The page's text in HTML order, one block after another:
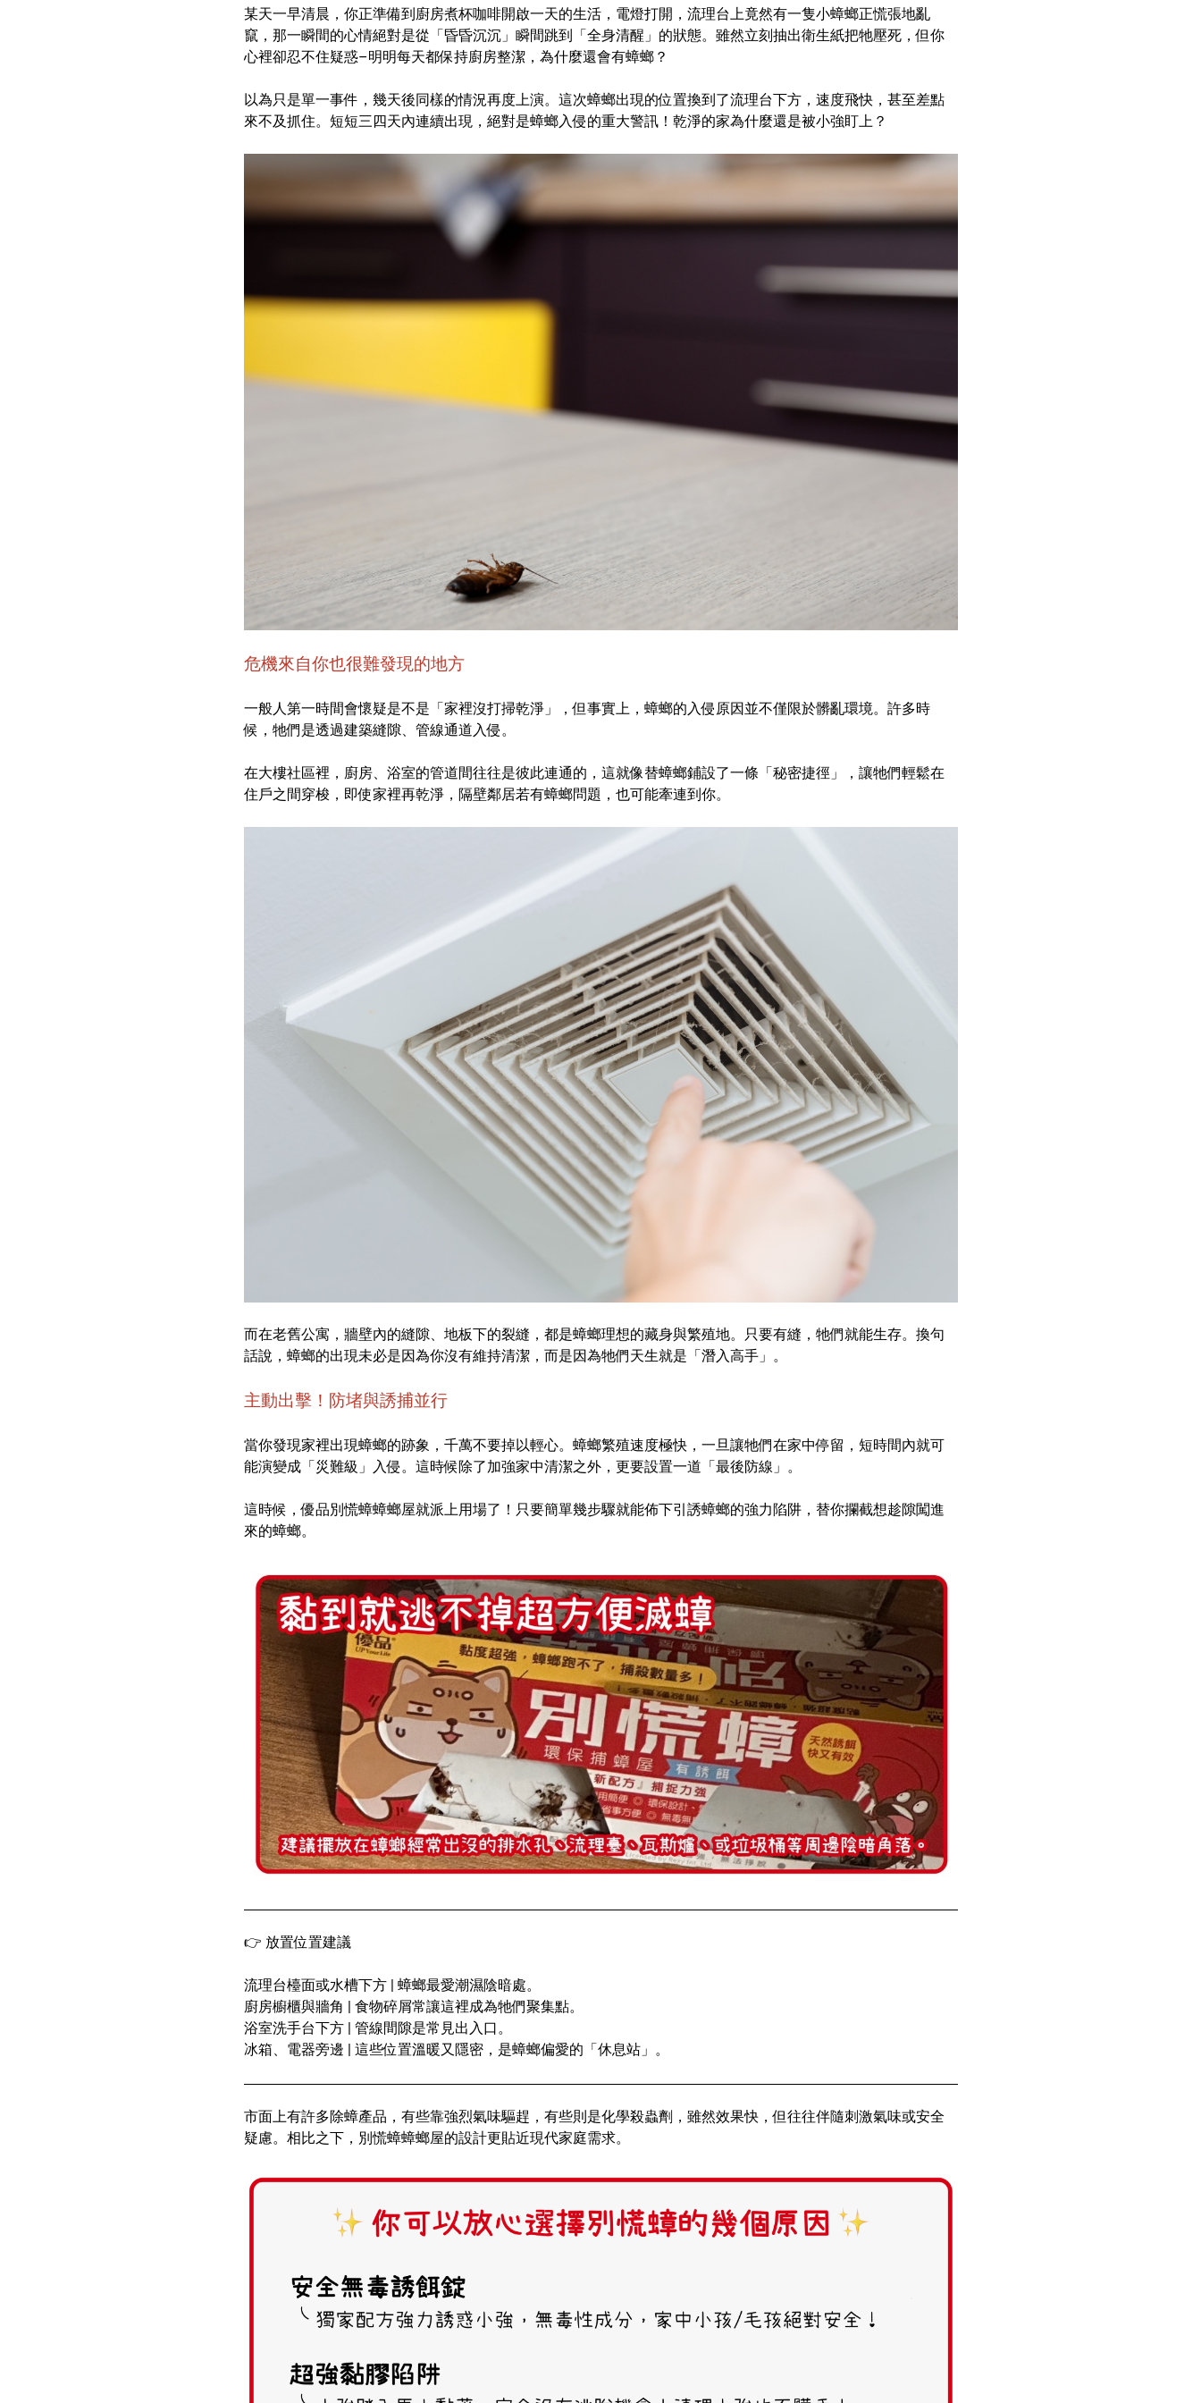
某天一早清晨，你正準備到廚房煮杯咖啡開啟一天的生活，電燈打開，流理台上竟然有一隻小蟑螂正慌張地亂
竄，那一瞬間的心情絕對是從「昏昏沉沉」瞬間跳到「全身清醒」的狀態。雖然立刻抽出衛生紙把牠壓死，但你
心裡卻忍不住疑惑–明明每天都保持廚房整潔，為什麼還會有蟑螂？
以為只是單一事件，幾天後同樣的情況再度上演。這次蟑螂出現的位置換到了流理台下方，速度飛快，甚至差點
來不及抓住。短短三四天內連續出現，絕對是蟑螂入侵的重大警訊！乾淨的家為什麼還是被小強盯上？
危機來自你也很難發現的地方
一般人第一時間會懷疑是不是「家裡沒打掃乾淨」，但事實上，蟑螂的入侵原因並不僅限於髒亂環境。許多時
候，牠們是透過建築縫隙、管線通道入侵。
在大樓社區裡，廚房、浴室的管道間往往是彼此連通的，這就像替蟑螂鋪設了一條「秘密捷徑」，讓牠們輕鬆在
住戶之間穿梭，即使家裡再乾淨，隔壁鄰居若有蟑螂問題，也可能牽連到你。
而在老舊公寓，牆壁內的縫隙、地板下的裂縫，都是蟑螂理想的藏身與繁殖地。只要有縫，牠們就能生存。換句
話說，蟑螂的出現未必是因為你沒有維持清潔，而是因為牠們天生就是「潛入高手」。
主動出擊！防堵與誘捕並行
當你發現家裡出現蟑螂的跡象，千萬不要掉以輕心。蟑螂繁殖速度極快，一旦讓牠們在家中停留，短時間內就可
能演變成「災難級」入侵。這時候除了加強家中清潔之外，更要設置一道「最後防線」。
這時候，優品別慌蟑蟑螂屋就派上用場了！只要簡單幾步驟就能佈下引誘蟑螂的強力陷阱，替你攔截想趁隙闖進
來的蟑螂。
👉 放置位置建議
流理台檯面或水槽下方| 蟑螂最愛潮濕陰暗處。
廚房櫥櫃與牆角 | 食物碎屑常讓這裡成為牠們聚集點。
浴室洗手台下方| 管線間隙是常見出入口。
冰箱、電器旁邊 | 這些位置溫暖又隱密，是蟑螂偏愛的「休息站」。
市面上有許多除蟑產品，有些靠強烈氣味驅趕，有些則是化學殺蟲劑，雖然效果快，但往往伴隨刺激氣味或安全
疑慮。相比之下，別慌蟑蟑螂屋的設計更貼近現代家庭需求。